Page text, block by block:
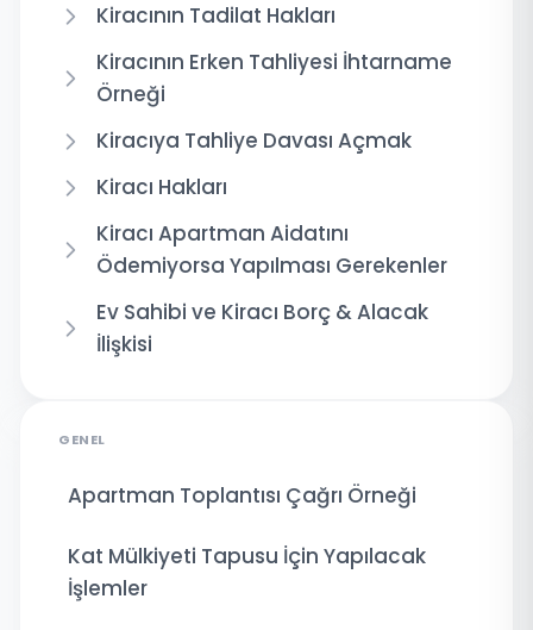
Kiracının Tadilat Hakları
Kiracının Erken Tahliyesi İhtarname
Örneği
Kiracıya Tahliye Davası Açmak
Kiracı Hakları
Kiracı Apartman Aidatını
Ödemiyorsa Yapılması Gerekenler
Ev Sahibi ve Kiracı Borç & Alacak
İlişkisi
GENEL
Apartman Toplantısı Çağrı Örneği
Kat Mülkiyeti Tapusu İçin Yapılacak
İşlemler